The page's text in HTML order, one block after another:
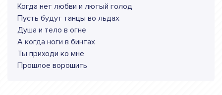
Когда нет любви и лютый голод
Пусть будут танцы во льдах
Душа и тело в огне
А когда ноги в бинтах
Ты приходи ко мне
Прошлое ворошить